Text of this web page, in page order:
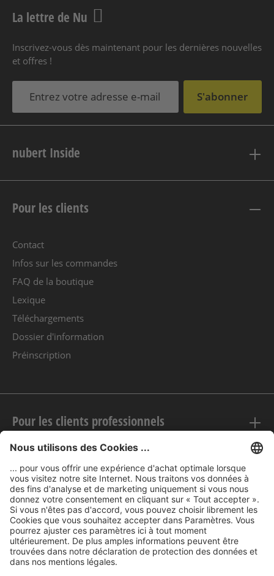
La lettre de Nu
Inscrivez-vous dès maintenant pour les dernières nouvelles
et offres !
S'abonner
nubert Inside
Pour les clients
Contact
Infos sur les commandes
FAQ de la boutique
Lexique
Téléchargements
Dossier d'information
Préinscription
Pour les clients professionnels
Mentions légales
nubert sur le web